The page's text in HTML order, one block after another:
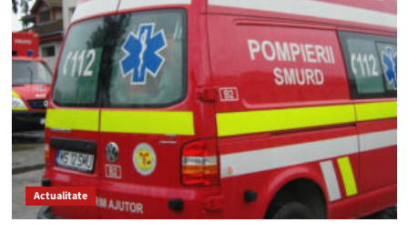
la
Agigea!
O
femeie
și-
înjunghiat
concubinul
și
i-
abandonat
trupul
Actualitate